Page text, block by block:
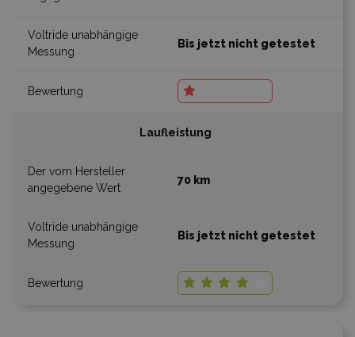
Bis jetzt nicht getestet
Laufleistung
70 km
Bis jetzt nicht getestet